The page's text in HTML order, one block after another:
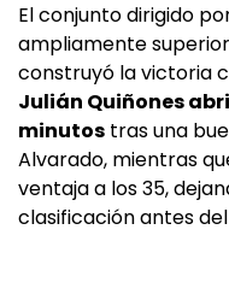
El conjunto dirigido
ampliamente
construyó la victoria
Julián Quiñones
minutos tras una
Alvarado, mientras
ventaja a los 35,
clasificación antes